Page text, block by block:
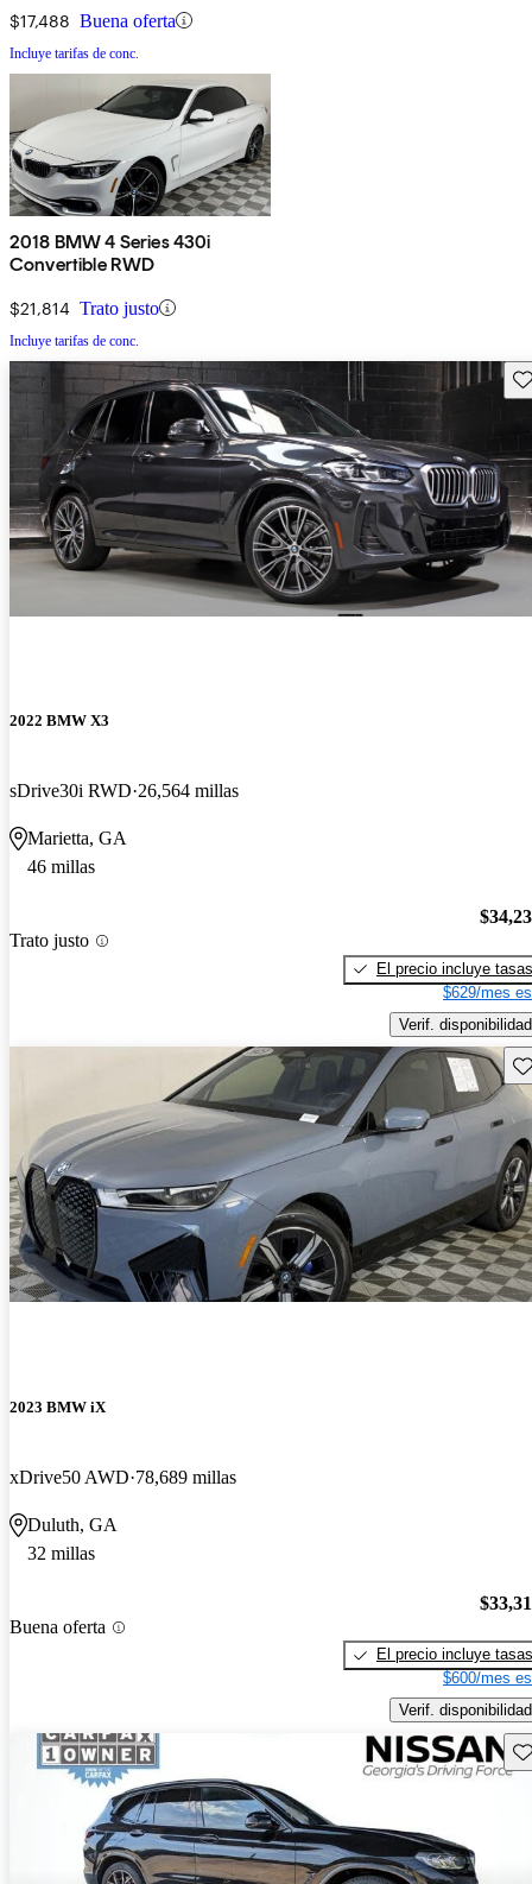
$17,488 Buena oferta
Incluye tarifas de conc.
2018 BMW 4 Series 430i
Convertible RWD
$21,814 Trato justo
Incluye tarifas de conc.
2022 BMW X3
sDrive30i RWD 26,564 millas
Marietta, GA
46 millas
Trato justo
El precio incluye tasas
$629/mes
Verif. disponibilidad
2023 BMW iX
xDrive50 AWD 78,689 millas
Duluth, GA
32 millas
Buena oferta
El precio incluye tasas
$600/mes
Verif. disponibilidad